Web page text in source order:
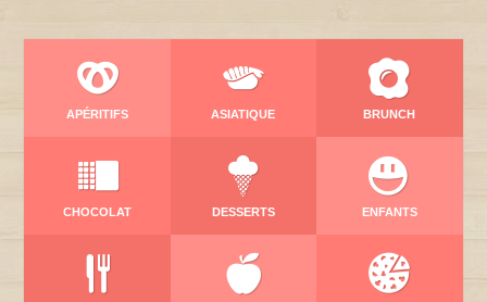
APÉRITIFS ASIATIQUE BRUNCH
CHOCOLAT DESSERTS ENFANTS